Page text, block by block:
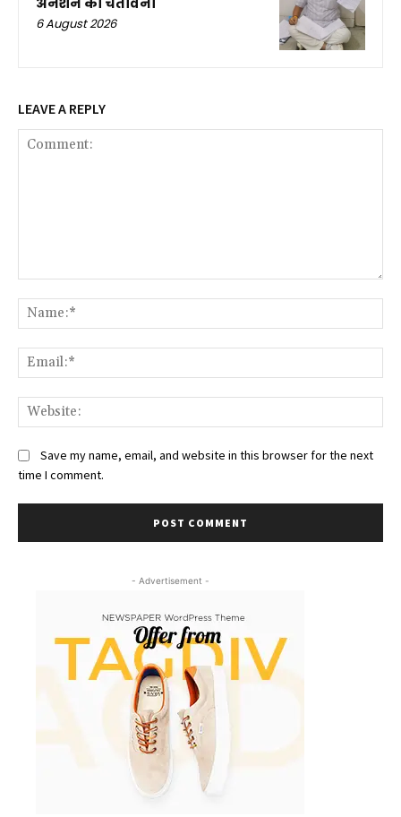
6 August 2026
LEAVE A REPLY
Save my name, email, and website in this browser for the next
time I comment.
- Advertisement -